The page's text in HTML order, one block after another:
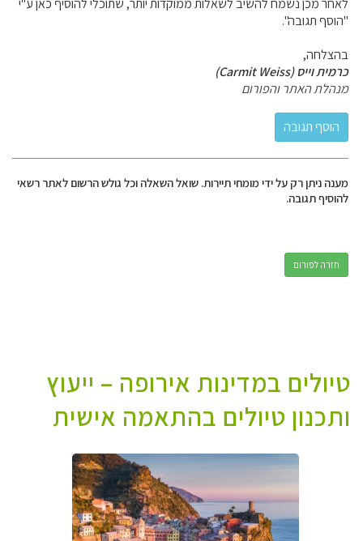
לאחר מכן נשמח להשיב לשאלות ממוקדות יותר, שתוכלי להוסיף כאן ע"י
"הוסף תגובה".
בהצלחה,
כרמית וייס (Carmit Weiss)
מנהלת האתר והפורום
מענה ניתן רק על ידי מומחי תיירות. שואל השאלה וכל גולש הרשום לאתר רשאי
להוסיף תגובה.
חזרה לפורום
טיולים במדינות אירופה – ייעוץ
ותכנון טיולים בהתאמה אישית